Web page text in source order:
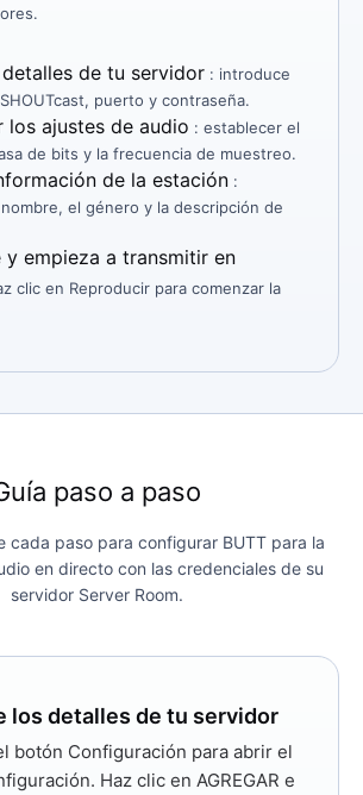
de tu servidor : introduce
puerto y contraseña.
los ajustes de audio : establecer el
de bits y la frecuencia de muestreo.
de la estación :
el género y la descripción de
y empieza a transmitir en
clic en Reproducir para comenzar la
paso a paso
cada paso para configurar BUTT para la
en directo con las credenciales de su
servidor Server Room.
los detalles de tu servidor
botón Configuración para abrir el
Haz clic en AGREGAR e